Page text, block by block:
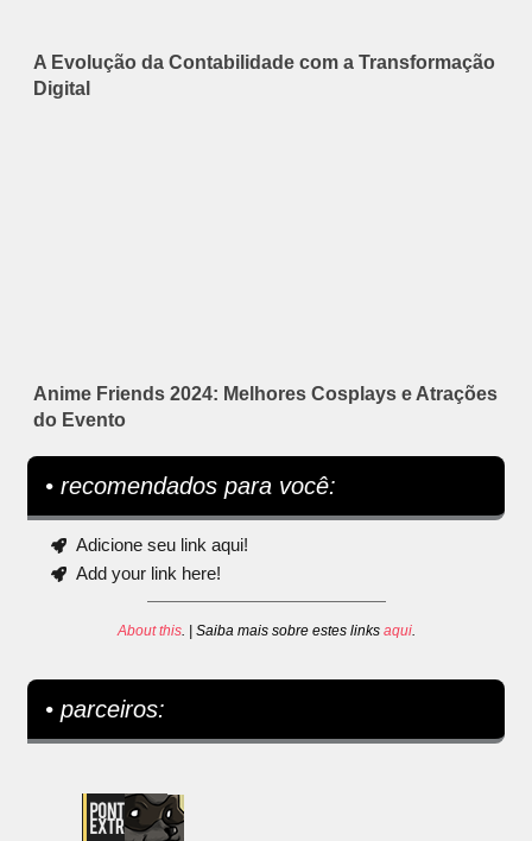
A Evolução da Contabilidade com a Transformação
Digital
Anime Friends 2024: Melhores Cosplays e Atrações
do Evento
• recomendados para você:
Adicione seu link aqui!
Add your link here!
About this. | Saiba mais sobre estes links aqui.
• parceiros: